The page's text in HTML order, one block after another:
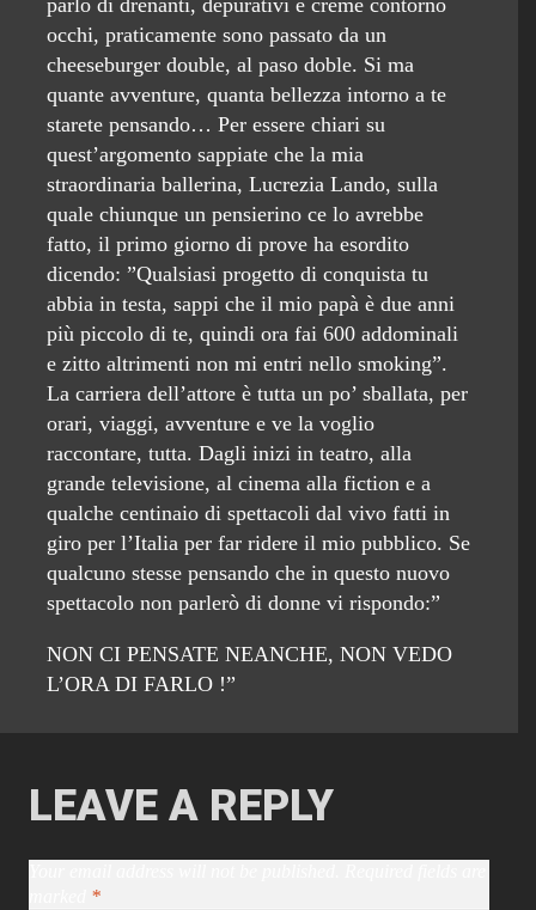
parlo di drenanti, depurativi e creme contorno
occhi, praticamente sono passato da un
cheeseburger double, al paso doble. Si ma
quante avventure, quanta bellezza intorno a te
starete pensando… Per essere chiari su
quest’argomento sappiate che la mia
straordinaria ballerina, Lucrezia Lando, sulla
quale chiunque un pensierino ce lo avrebbe
fatto, il primo giorno di prove ha esordito
dicendo: ”Qualsiasi progetto di conquista tu
abbia in testa, sappi che il mio papà è due anni
più piccolo di te, quindi ora fai 600 addominali
e zitto altrimenti non mi entri nello smoking”.
La carriera dell’attore è tutta un po’ sballata, per
orari, viaggi, avventure e ve la voglio
raccontare, tutta. Dagli inizi in teatro, alla
grande televisione, al cinema alla fiction e a
qualche centinaio di spettacoli dal vivo fatti in
giro per l’Italia per far ridere il mio pubblico. Se
qualcuno stesse pensando che in questo nuovo
spettacolo non parlerò di donne vi rispondo:”
NON CI PENSATE NEANCHE, NON VEDO
L’ORA DI FARLO !”
LEAVE A REPLY
*